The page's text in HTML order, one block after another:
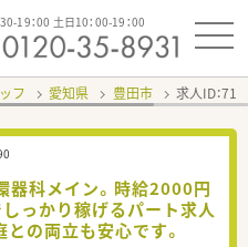
19：00 土日10：00-19：00
フ 愛知県 豊田市 求人ID：
器科メイン。時給2000円
っかり稼げるパート求人
の両立も安心です。